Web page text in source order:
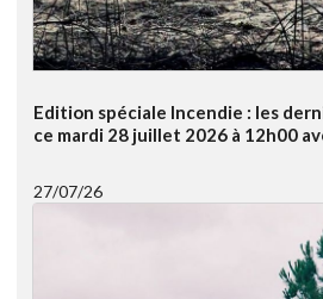
Edition spéciale Incendie : les
ce mardi 28 juillet 2026 à 12h00
27/07/26